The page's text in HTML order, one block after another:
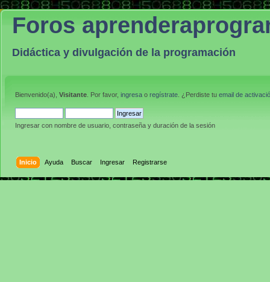
Foros
Didáctica y divulgación de la programación
Bienvenido(a), Visitante . Por favor, ingresa o regístrate . ¿Perdiste tu email de
Ingresar con nombre de usuario, contraseña y duración de la sesión
Inicio Ayuda Buscar Ingresar Registrarse